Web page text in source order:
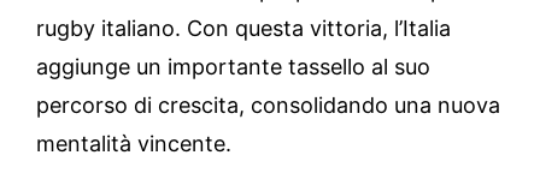
rugby italiano. Con questa vittoria, l’Italia
aggiunge un importante tassello al suo
percorso di crescita, consolidando una nuova
mentalità vincente.